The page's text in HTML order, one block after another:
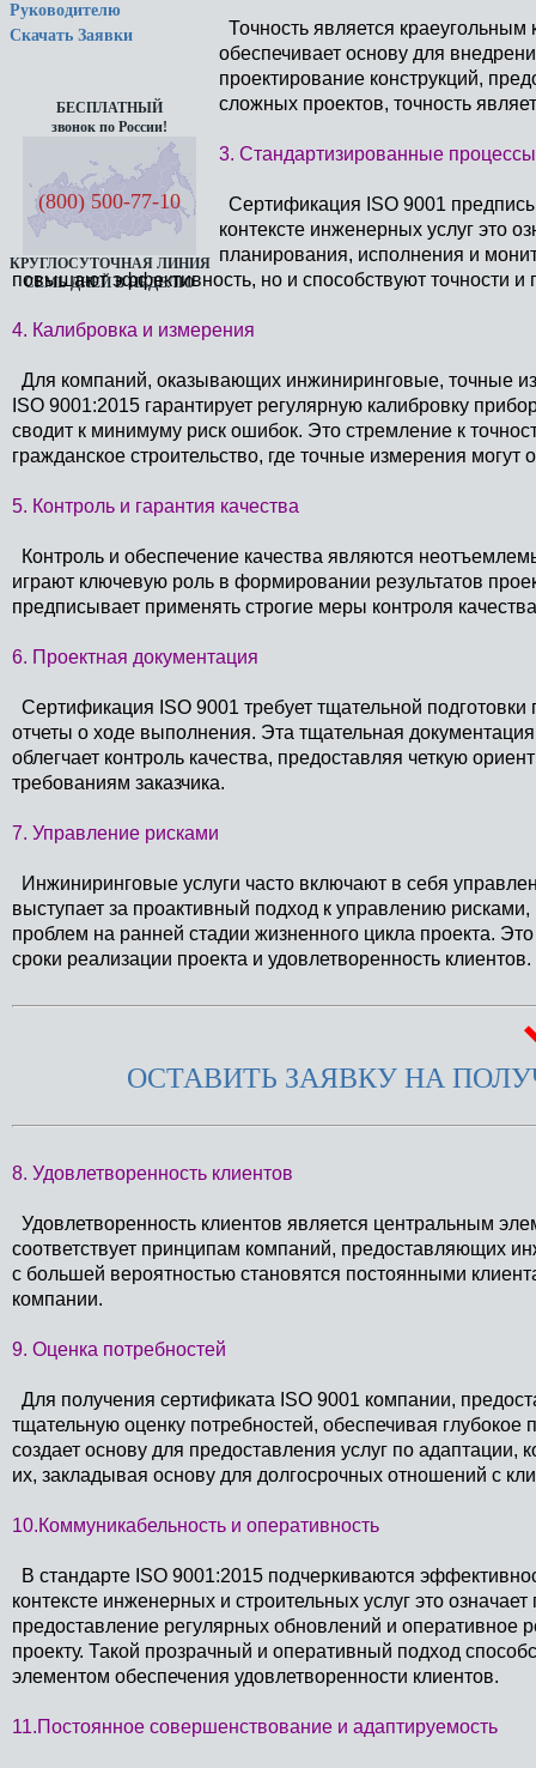
Руководителю
Скачать Заявки
БЕСПЛАТНЫЙ
звонок по России!
(800) 500-77-10
КРУГЛОСУТОЧНАЯ ЛИНИЯ
СЕМЬ ДНЕЙ В НЕДЕЛЮ
Точность является
обеспечивает основу для
проектирование конструкций,
сложных проектов, точность
3. Стандартизированные процессы
Сертификация ISO 9001
контексте инженерных услуг это
планирования, исполнения и
повышают эффективность, но и способствуют точности и
4. Калибровка и измерения
Для компаний, оказывающих инжиниринговые, точные
ISO 9001:2015 гарантирует регулярную калибровку
сводит к минимуму риск ошибок. Это стремление к
гражданское строительство, где точные измерения могут
5. Контроль и гарантия качества
Контроль и обеспечение качества являются
играют ключевую роль в формировании результатов
предписывает применять строгие меры контроля
6. Проектная документация
Сертификация ISO 9001 требует тщательной
отчеты о ходе выполнения. Эта тщательная
облегчает контроль качества, предоставляя четкую
требованиям заказчика.
7. Управление рисками
Инжиниринговые услуги часто включают в себя
выступает за проактивный подход к управлению
проблем на ранней стадии жизненного цикла проекта.
сроки реализации проекта и удовлетворенность клиентов.
ОСТАВИТЬ ЗАЯВКУ НА
8. Удовлетворенность клиентов
Удовлетворенность клиентов является центральным
соответствует принципам компаний, предоставляющих
с большей вероятностью становятся постоянными
компании.
9. Оценка потребностей
Для получения сертификата ISO 9001 компании,
тщательную оценку потребностей, обеспечивая
создает основу для предоставления услуг по
их, закладывая основу для долгосрочных отношений с
10.Коммуникабельность и оперативность
В стандарте ISO 9001:2015 подчеркиваются
контексте инженерных и строительных услуг это
предоставление регулярных обновлений и
проекту. Такой прозрачный и оперативный подход
элементом обеспечения удовлетворенности клиентов.
11.Постоянное совершенствование и адаптируемость